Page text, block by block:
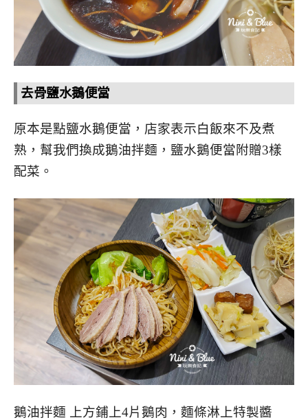
去骨鹽水鵝便當
原本是點鹽水鵝便當，店家表示白飯來不及煮
熟，幫我們換成鵝油拌麵，鹽水鵝便當附贈3樣
配菜。
鵝油拌麵 上方鋪上4片鵝肉，麵條淋上特製醬